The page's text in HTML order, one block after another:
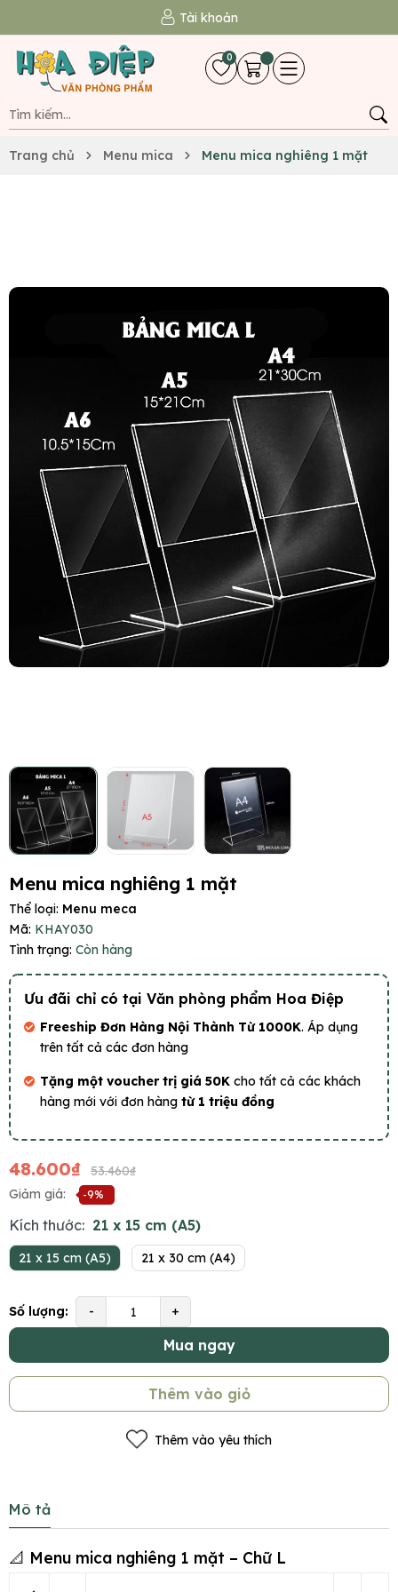
Tài khoản
0
Trang chủ Menu mica Menu mica nghiêng 1 mặt
Menu mica nghiêng 1 mặt
Thể loại: Menu meca
Mã: KHAY030
Tình trạng: Còn hàng
Ưu đãi chỉ có tại Văn phòng phẩm Hoa Điệp
Freeship Đơn Hàng Nội Thành Từ 1000K. Áp dụng
trên tất cả các đơn hàng
Tặng một voucher trị giá 50K cho tất cả các khách
hàng mới với đơn hàng từ 1 triệu đồng
48.600₫
53.460₫
Giảm giá:
-9%
Kích thước: 21 x 15 cm (A5)
21 x 15 cm (A5) 21 x 30 cm (A4)
Số lượng: - +
Mua ngay
Thêm vào giỏ
Thêm vào yêu thích
Mô tả
📐 Menu mica nghiêng 1 mặt – Chữ L